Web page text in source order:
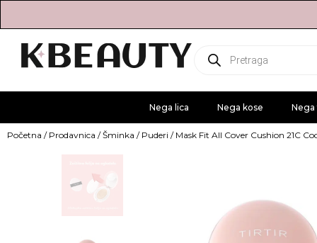
Products
search
Nega lica Nega kose Nega
Početna / Prodavnica /Šminka / Puderi / Mask Fit All Cover Cushion 21C